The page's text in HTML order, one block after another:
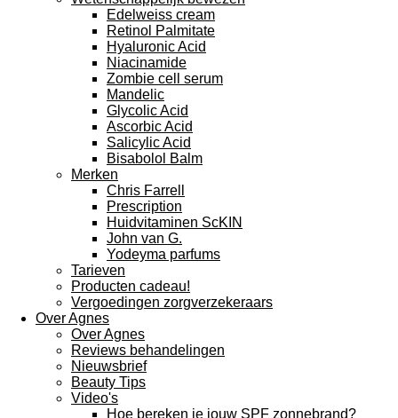
Edelweiss cream
Retinol Palmitate
Hyaluronic Acid
Niacinamide
Zombie cell serum
Mandelic
Glycolic Acid
Ascorbic Acid
Salicylic Acid
Bisabolol Balm
Merken
Chris Farrell
Prescription
Huidvitaminen ScKIN
John van G.
Yodeyma parfums
Tarieven
Producten cadeau!
Vergoedingen zorgverzekeraars
Over Agnes
Over Agnes
Reviews behandelingen
Nieuwsbrief
Beauty Tips
Video's
Hoe bereken je jouw SPF zonnebrand?